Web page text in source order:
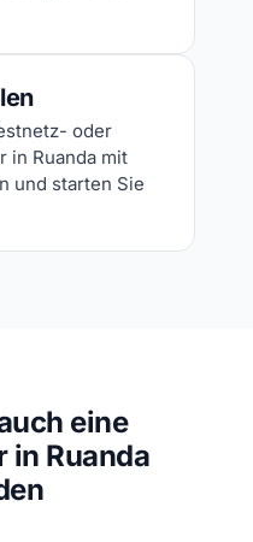
oder
in Ruanda mit
und starten Sie
eine
in Ruanda